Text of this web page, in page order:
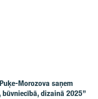
Morozova saņem
dizainā 2025”